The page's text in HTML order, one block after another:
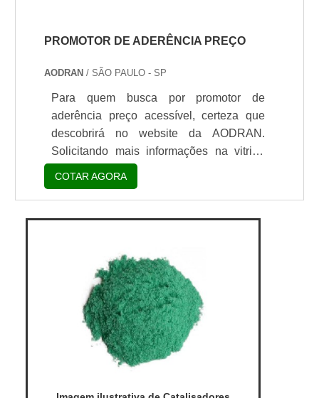
PROMOTOR DE ADERÊNCIA PREÇO
AODRAN/ SÃO PAULO - SP
Para quem busca por promotor de
aderência preço acessível, certeza que
descobrirá no website da AODRAN.
Solicitando mais informações na vitrine
que se chama Soluções Industriais e
conhecendo a líder do segmento. Quando
a temática é promotor de aderência preço,
com os profissionais da AODRAN irá
pagamento acessível.UM POUCO MAIS
SOBRE PROMOTOR DE ADERÊNCIA
PREÇOHá muitas maneiras eficientes de
demo...
COTAR AGORA